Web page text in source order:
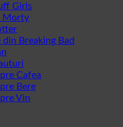
Girls
Morty
Breaking Bad
Cafea
Bere
Vin